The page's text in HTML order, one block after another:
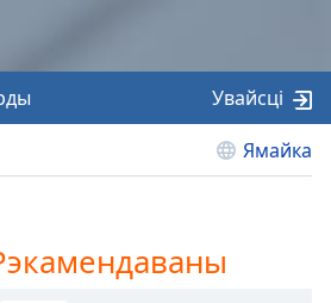
Ямайка
Увайсці